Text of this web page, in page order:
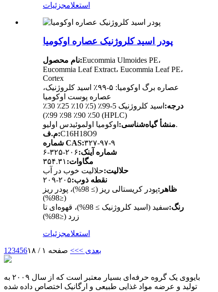
استعلامجزئیات
پودر اسید کلروژنیک عصاره اوکومیا
نام محصول:Eucommia Ulmoides PE،
Eucommia Leaf Extract، Eucommia Leaf PE،
Cortex
عصاره برگ اوکومیا: ۵-۹۹٪ اسید کلروژنیک،
عصاره پوست اوکومیا
درجه:
اسید کلروژنیک 5-99٪ (5٪ 10٪ 25٪ 30٪
50٪ 90٪ 98٪ 99٪) (HPLC)
منشأ گیاه‌شناسی:اوکومیا اولموئیدس اولیو.
م.ف:C16H18O9
شماره CAS:۳۲۷-۹۷-۹
شماره آینک:۲۰۶-۳۲۵-۶
مگاوات: ۳۵۴.۳۱
حلالیت:حلالیت خوب در آب
نقطه ذوب:۲۰۵-۲۰۹
ظاهر:
پودر کریستالی ریز (≥ 98%)، پودر ریز
(≤98%)
رنگ:
سفید (اسید کلروژنیک ≥ 98%)، قهوه‌ای تا
زرد (≤98%)
استعلامجزئیات
1 23456 بعدی >>> صفحه ۱ / ۱۸
بایووی یک گروه حرفه‌ای بسیار معتبر است که از سال ۲۰۰۹ به
تولید و عرضه مواد غذایی طبیعی و ارگانیک اختصاص داده شده